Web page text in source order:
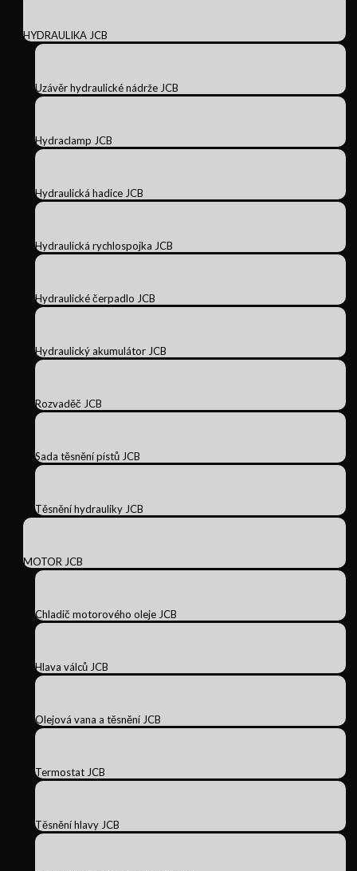
HYDRAULIKA JCB
Uzávěr hydraulické nádrže JCB
Hydraclamp JCB
Hydraulická hadice JCB
Hydraulická rychlospojka JCB
Hydraulické čerpadlo JCB
Hydraulický akumulátor JCB
Rozvaděč JCB
Sada těsnění pístů JCB
Těsnění hydrauliky JCB
MOTOR JCB
Chladič motorového oleje JCB
Hlava válců JCB
Olejová vana a těsnění JCB
Termostat JCB
Těsnění hlavy JCB